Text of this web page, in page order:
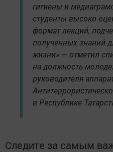
гигиены и
студенты высоко
формат лекций,
полученных знаний
жизни» — отметил
на должность
руководителя
в Республике
Следите за самым